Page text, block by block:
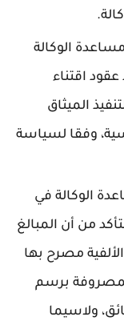
الوكالة
اقتناء
الميثاق
وفقا لسياسة
الوكالة في
من أن المبالغ
مصرح بها
برسم
ولاسيما